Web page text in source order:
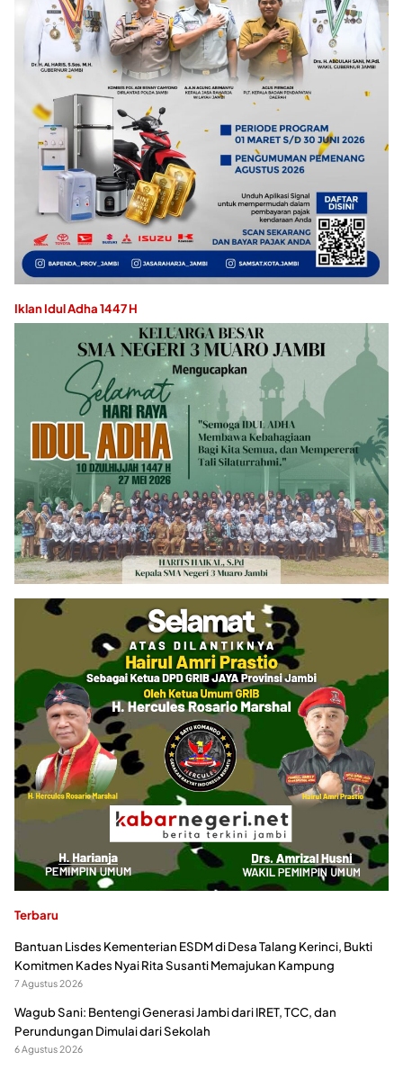
Iklan Idul Adha 1447 H
Terbaru
Bantuan Lisdes Kementerian ESDM di Desa Talang Kerinci, Bukti
Komitmen Kades Nyai Rita Susanti Memajukan Kampung
7 Agustus 2026
Wagub Sani: Bentengi Generasi Jambi dari IRET, TCC, dan
Perundungan Dimulai dari Sekolah
6 Agustus 2026